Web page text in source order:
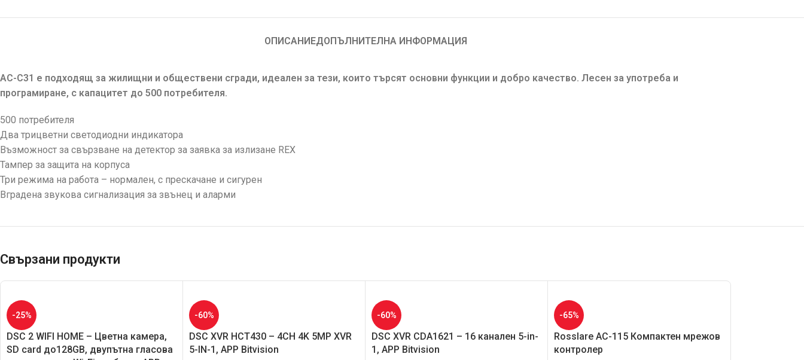
ОПИСАНИЕДОПЪЛНИТЕЛНА ИНФОРМАЦИЯ
AC-C31 е подходящ за жилищни и обществени сгради, идеален за тези, които търсят основни функции и добро качество. Лесен за употреба и
програмиране, с капацитет до 500 потребителя.
500 потребителя
Два трицветни светодиодни индикатора
Възможност за свързване на детектор за заявка за излизане REX
Тампер за защита на корпуса
Три режима на работа – нормален, с прескачане и сигурен
Вградена звукова сигнализация за звънец и аларми
Свързани продукти
-25%
DSC 2 WIFI HOME – Цветна камера,
SD card до128GB, двупътна гласова
-60%
DSC XVR HCT430 – 4CH 4K 5MP XVR
5-IN-1, APP Bitvision
-60%
DSC XVR CDA1621 – 16 канален 5-in-
1, APP Bitvision
-65%
Rosslare AC-115 Компактен мрежов
контролер